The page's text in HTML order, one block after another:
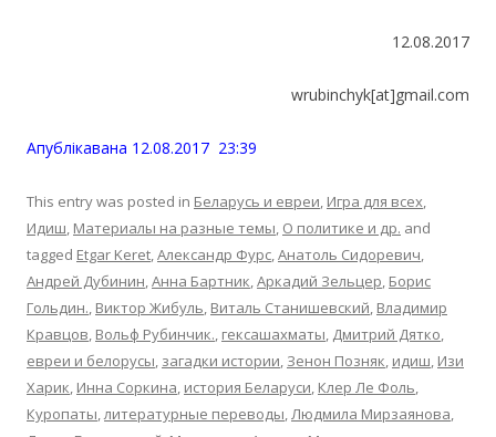
12.08.2017
wrubinchyk[at]gmail.com
Апублiкавана 12.08.2017 23:39
This entry was posted in Беларусь и евреи, Игра для всех,
Идиш, Материалы на разные темы, О политике и др. and
tagged Etgar Keret,Александр Фурс,Анатоль Сидоревич,
Андрей Дубинин,Анна Бартник,Аркадий Зельцер, Борис
Гольдин., Виктор Жибуль, Виталь Станишевский, Владимир
Кравцов, Вольф Рубинчик., гексашахматы, Дмитрий Дятко,
евреи и белорусы, загадки истории, Зенон Позняк, идиш, Изи
Харик, Инна Соркина, история Беларуси, Клер Ле Фоль,
Куропаты,литературные переводы,Людмила Мирзаянова,